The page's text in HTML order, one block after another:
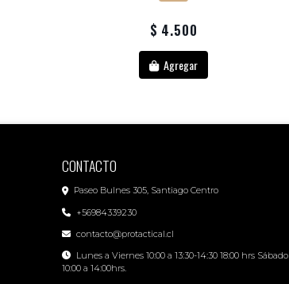
$ 4.500
Agregar
CONTACTO
Paseo Bulnes 305, Santiago Centro
+56984339230
contacto@protactical.cl
Lunes a Viernes 10:00 a 13:30-14:30 18:00 hrs Sábado
10:00 a 14:00hrs.